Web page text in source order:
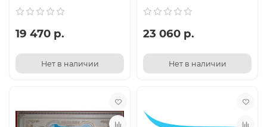
19 470 р.
Нет в наличии
23 060 р.
Нет в наличии